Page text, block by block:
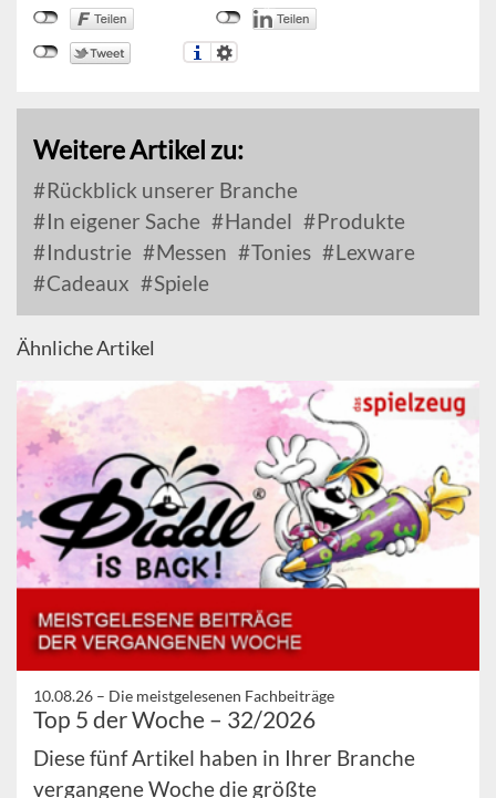
Weitere Artikel zu:
Rückblick unserer Branche
In eigener Sache
Handel
Produkte
Industrie
Messen Tonies
Lexware
Cadeaux
Spiele
Ähnliche Artikel
10.08.26 – Die meistgelesenen Fachbeiträge
Top 5 der Woche – 32/2026
Diese fünf Artikel haben in Ihrer Branche
vergangene Woche die größte